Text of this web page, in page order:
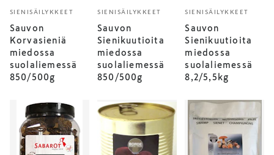
SIENISÄILYKKEET
Sauvon
Korvasieniä
miedossa
suolaliemessä
850/500g
SIENISÄILYKKEET
Sauvon
Sienikuutioita
miedossa
suolaliemessä
850/500g
SIENISÄILYKKEET
Sauvon
Sienikuutioita
miedossa
suolaliemessä
8,2/5,5kg